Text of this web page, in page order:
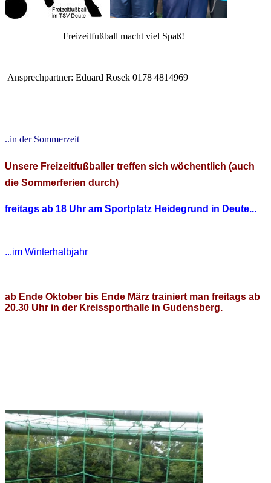
Freizeitfußball macht viel Spaß!
Ansprechpartner: Eduard Rosek 0178 4814969
..in der Sommerzeit
Unsere Freizeitfußballer treffen sich wöchentlich (auch
die Sommerferien durch)
freitags ab 18 Uhr am Sportplatz Heidegrund in Deute...
...im Winterhalbjahr
ab Ende Oktober bis Ende März trainiert man freitags ab
20.30 Uhr in der Kreissporthalle in Gudensberg.